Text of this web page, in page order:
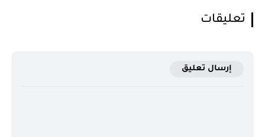
تعليقات
إرسال تعليق